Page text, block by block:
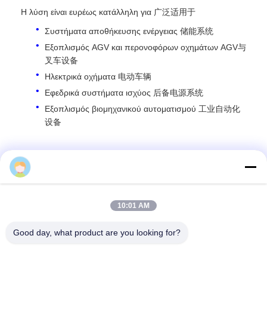
Η λύση είναι ευρέως κατάλληλη για 广泛适用于
Συστήματα αποθήκευσης ενέργειας 储能系统
Εξοπλισμός AGV και περονοφόρων οχημάτων AGV与
叉车设备
Ηλεκτρικά οχήματα 电动车辆
Εφεδρικά συστήματα ισχύος 后备电源系统
Εξοπλισμός βιομηχανικού αυτοματισμού 工业自动化
设备
Για περισσότερες πληροφορίες επικοινωνήστε μαζί μας.
Dayle Liu,
10:01 AM
Good day, what product are you looking for?